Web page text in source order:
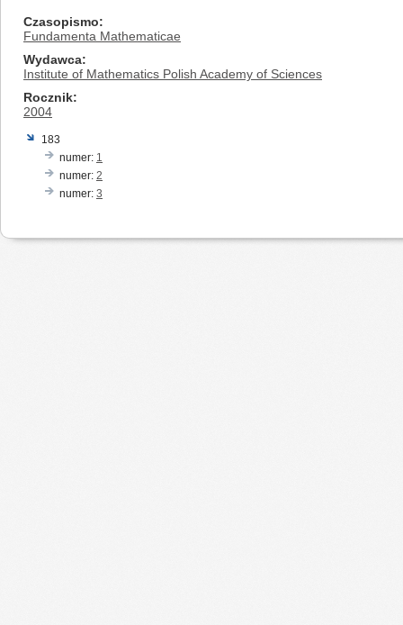
Czasopismo
Fundamenta Mathematicae
Wydawca
Institute of Mathematics Polish Academy of Sciences
Rocznik
2004
183
numer: 1
numer: 2
numer: 3